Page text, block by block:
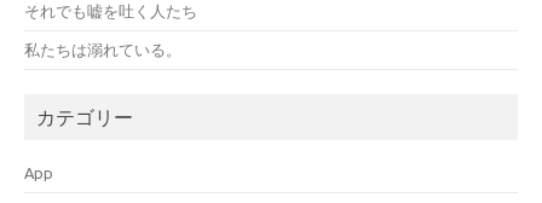
それでも嘘を吐く人たち
私たちは溺れている。
カテゴリー
App